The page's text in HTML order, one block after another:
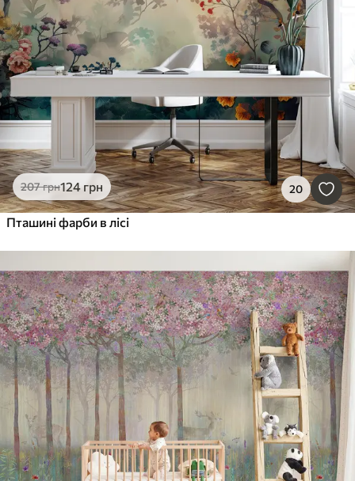
207грн124 грн 20
Пташині фарби в лісі